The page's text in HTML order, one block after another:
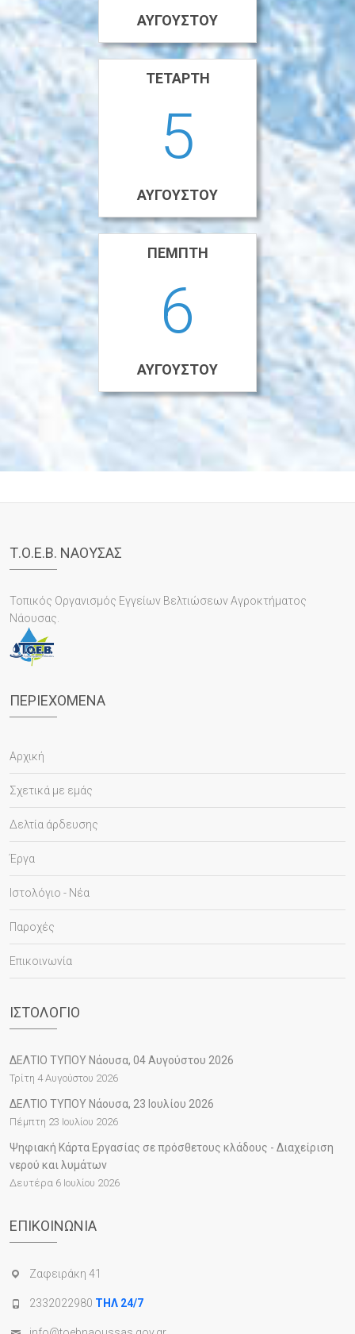
ΑΥΓΟΎΣΤΟΥ
ΤΕΤΆΡΤΗ
5
ΑΥΓΟΎΣΤΟΥ
ΠΈΜΠΤΗ
6
ΑΥΓΟΎΣΤΟΥ
Τ.Ο.Ε.Β. ΝΑΟΥΣΑΣ
Τοπικός Οργανισμός Εγγείων Βελτιώσεων Αγροκτήματος
Νάουσας.
ΠΕΡΙΕΧΌΜΕΝΑ
Αρχική
Σχετικά με εμάς
Δελτία άρδευσης
Έργα
Ιστολόγιο - Νέα
Παροχές
Επικοινωνία
ΙΣΤΟΛΌΓΙΟ
ΔΕΛΤΙΟ ΤΥΠΟΥ Νάουσα, 04 Αυγούστου 2026
Τρίτη 4 Αυγούστου 2026
ΔΕΛΤΙΟ ΤΥΠΟΥ Νάουσα, 23 Ιουλίου 2026
Πέμπτη 23 Ιουλίου 2026
Ψηφιακή Κάρτα Εργασίας σε πρόσθετους κλάδους - Διαχείριση
νερού και λυμάτων
Δευτέρα 6 Ιουλίου 2026
ΕΠΙΚΟΙΝΩΝΊΑ
Ζαφειράκη 41
2332022980 ΤΗΛ 24/7